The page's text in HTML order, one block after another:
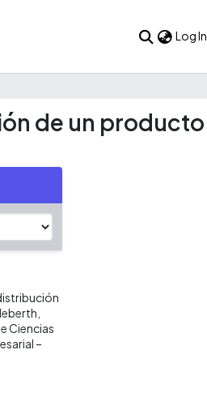
Log In
de un producto
Ciencias
–